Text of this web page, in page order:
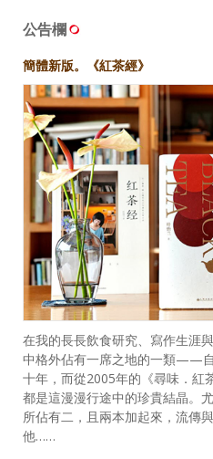
公告欄
簡體新版。《紅茶經》
在我的長長飲食研究、寫作生涯
中格外佔有一席之地的一類——
十年，而從2005年的《尋味．紅
都是這漫漫行途中的珍貴結晶。
所佔有二，且兩本加起來，流傳
他……